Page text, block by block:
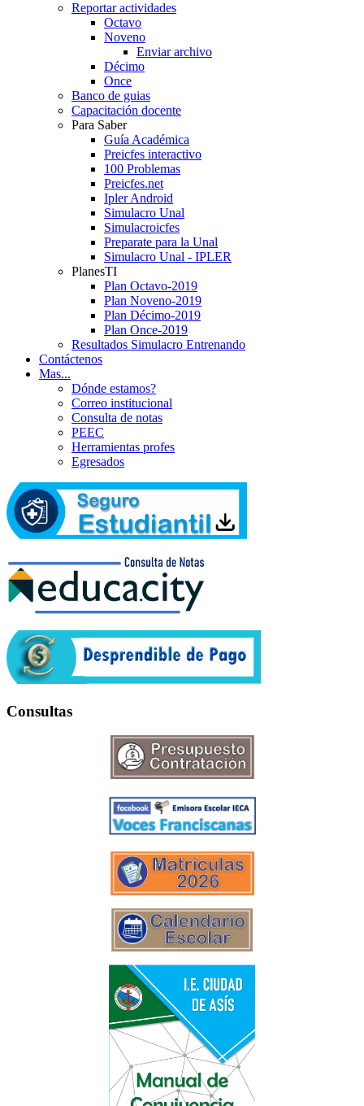
Reportar actividades
Octavo
Noveno
Enviar archivo
Décimo
Once
Banco de guias
Capacitación docente
Para Saber
Guía Académica
Preicfes interactivo
100 Problemas
Preicfes.net
Ipler Android
Simulacro Unal
Simulacroicfes
Preparate para la Unal
Simulacro Unal - IPLER
PlanesTI
Plan Octavo-2019
Plan Noveno-2019
Plan Décimo-2019
Plan Once-2019
Resultados Simulacro Entrenando
Contáctenos
Mas...
Dónde estamos?
Correo institucional
Consulta de notas
PEEC
Herramientas profes
Egresados
Consultas